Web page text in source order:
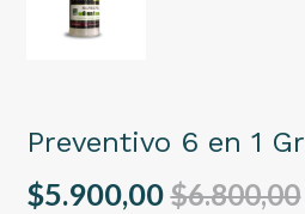
Preventivo 6 en 1
$5.900,00$6.800,00